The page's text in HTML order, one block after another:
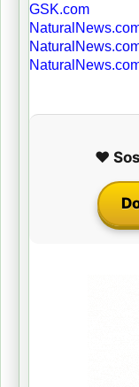
GSK.com
❤️